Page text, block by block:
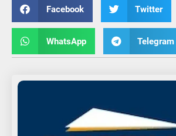
Facebook Twitter
WhatsApp Telegram